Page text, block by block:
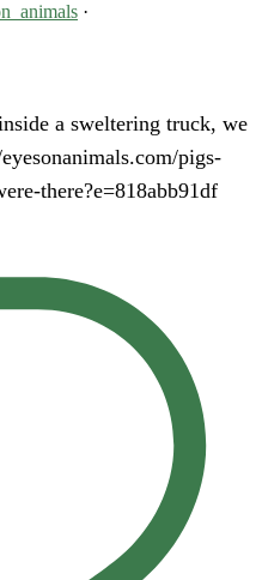
·
a sweltering truck, we
pigs-
there?e=818abb91df